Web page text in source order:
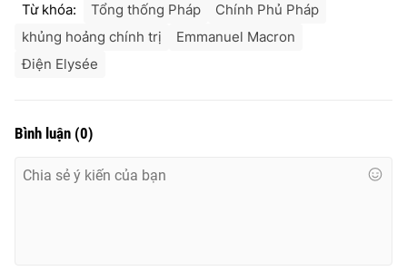
Từ khóa: Tổng thống Pháp
Chính Phủ Pháp
khủng hoảng chính trị
Emmanuel Macron
Điện Elysée
Bình luận (0)